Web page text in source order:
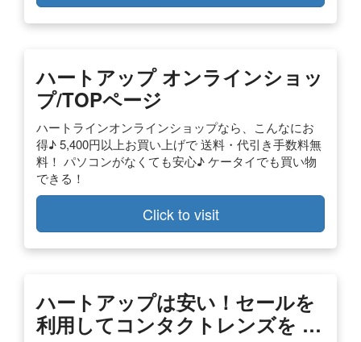
ハートアップ オンラインショッ
プ/TOPページ
ハートラインオンラインショップなら、こんなにお
得♪ 5,400円以上お買い上げで 送料・代引き手数料無
料！ パソコンがなくても安心♪ ケータイでも買い物
できる！
Click to visit
ハートアップは安い！セールを
利用してコンタクトレンズを …